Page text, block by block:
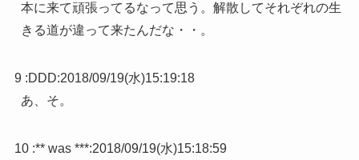
本に来て頑張ってるなって思う。解散してそれぞれの生
きる道が違って来たんだな・・。
9 :DDD:2018/09/19(水)15:19:18
あ、そ。
10 :** was ***:2018/09/19(水)15:18:59